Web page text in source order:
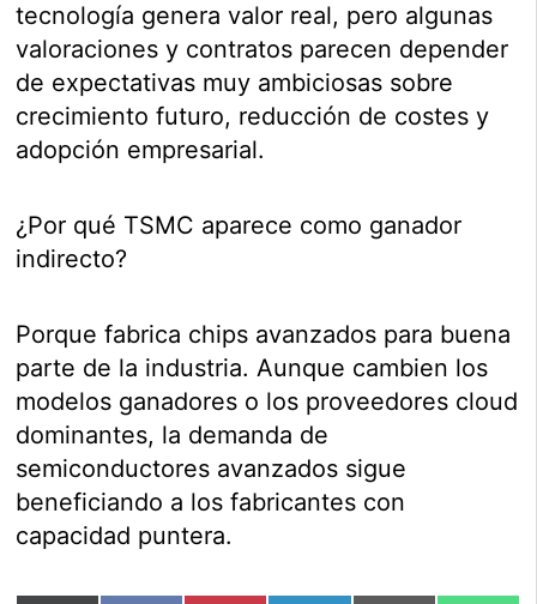
tecnología genera valor real, pero algunas
valoraciones y contratos parecen depender
de expectativas muy ambiciosas sobre
crecimiento futuro, reducción de costes y
adopción empresarial.
¿Por qué TSMC aparece como ganador
indirecto?
Porque fabrica chips avanzados para buena
parte de la industria. Aunque cambien los
modelos ganadores o los proveedores cloud
dominantes, la demanda de
semiconductores avanzados sigue
beneficiando a los fabricantes con
capacidad puntera.